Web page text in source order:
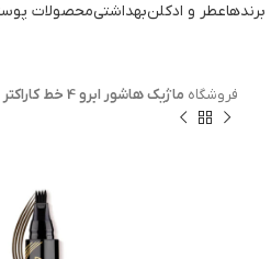
برندهاعطر و ادکلنبهداشتيمحصولات
فروشگاه ماژیک هاشور ابرو 4 خط کاراکتر